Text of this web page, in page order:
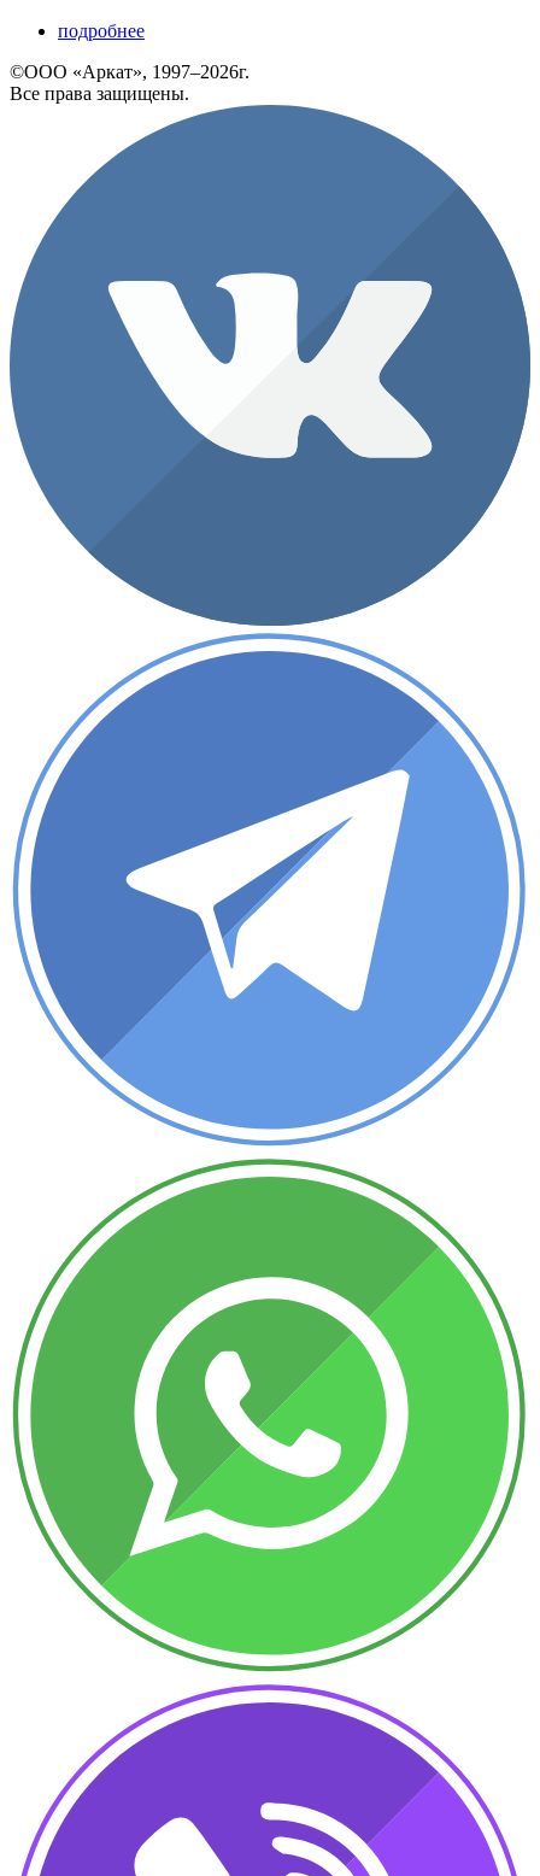
подробнее
©ООО «Аркат», 1997–2026г.
Все права защищены.